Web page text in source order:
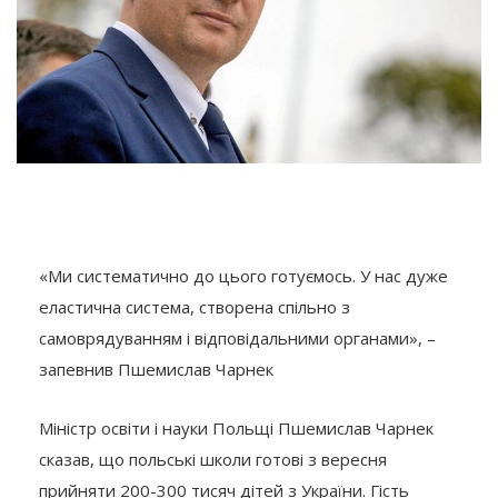
«Ми систематично до цього готуємось. У нас дуже
еластична система, створена спільно з
самоврядуванням і відповідальними органами», –
запевнив Пшемислав Чарнек
Міністр освіти і науки Польщі Пшемислав Чарнек
сказав, що польські школи готові з вересня
прийняти 200-300 тисяч дітей з України. Гість